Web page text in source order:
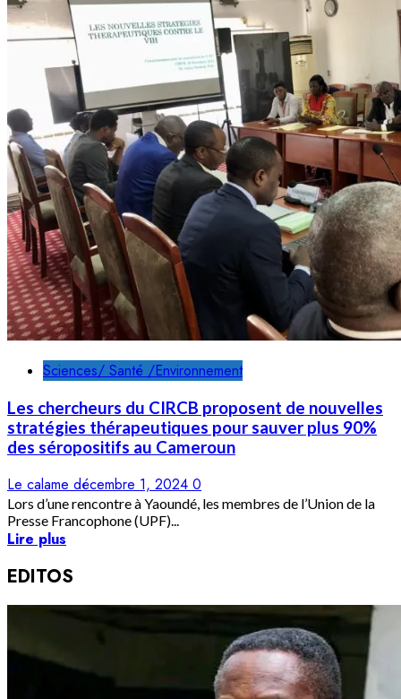
Sciences/ Santé /Environnement
Les chercheurs du CIRCB proposent de nouvelles
stratégies thérapeutiques pour sauver plus 90%
des séropositifs au Cameroun
Le calame décembre 1, 2024 0
Lors d’une rencontre à Yaoundé, les membres de l’Union de la
Presse Francophone (UPF)...
Lire plus
EDITOS